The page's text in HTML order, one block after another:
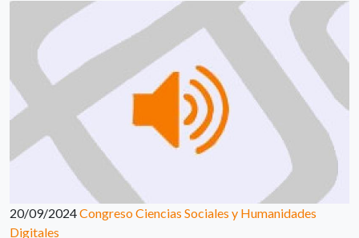
20/09/2024Congreso Ciencias Sociales y Humanidades
Digitales